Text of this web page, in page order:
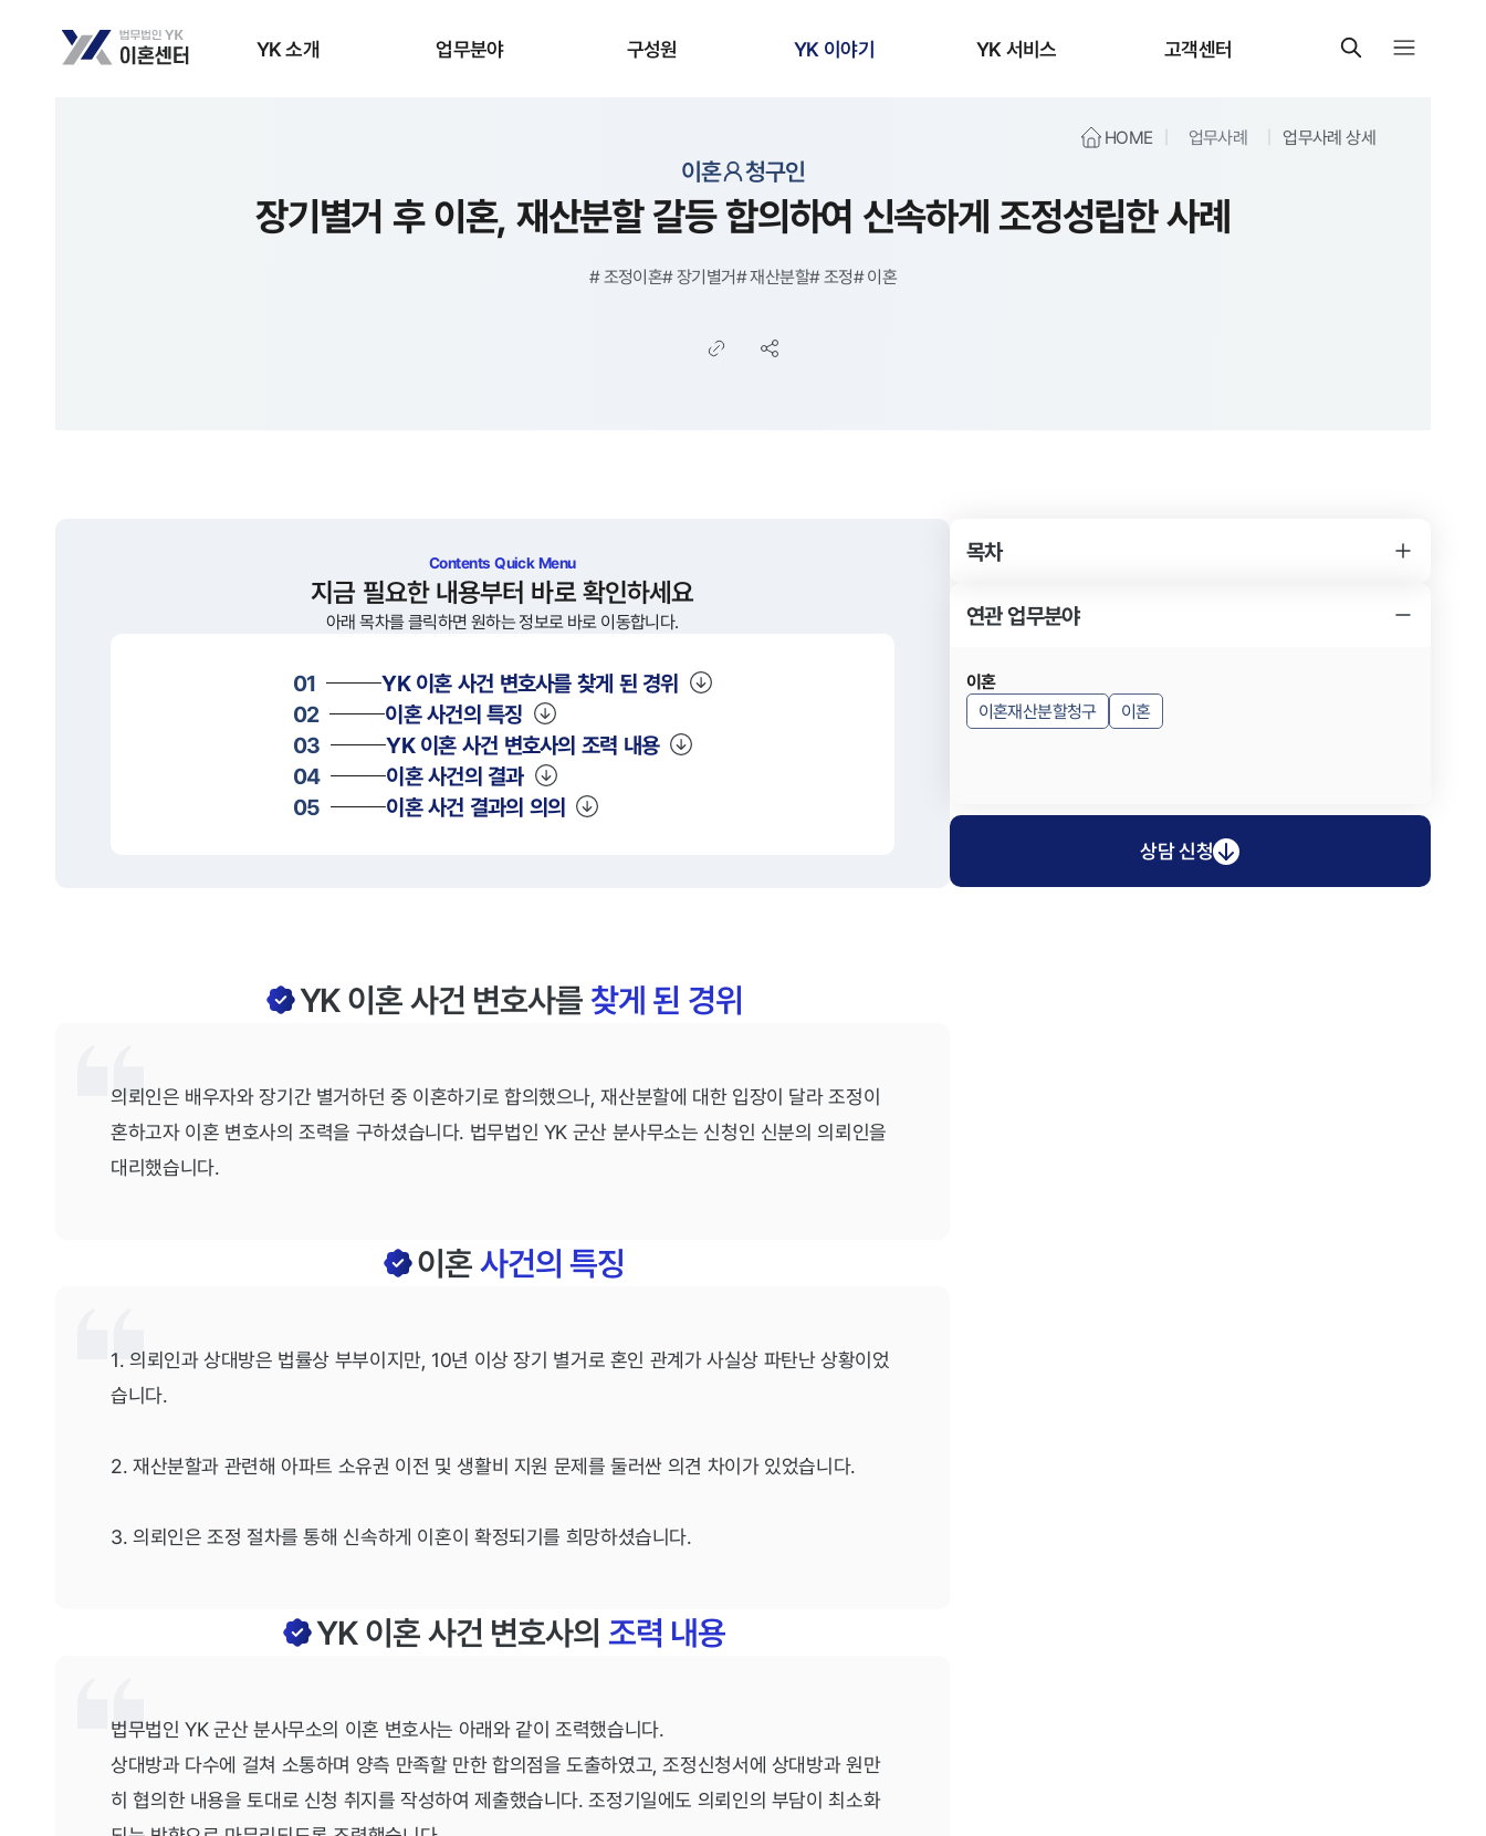
YK 소개 업무분야 구성원 YK 이야기 YK 서비스 고객센터
HOME 업무사례 업무사례 상세
이혼 청구인
장기별거 후 이혼, 재산분할 갈등 합의하여 신속하게 조정성립한 사례
#조정이혼#장기별거#재산분할#조정#이혼
Contents Quick Menu
지금 필요한 내용부터 바로 확인하세요
아래 목차를 클릭하면 원하는 정보로 바로 이동합니다.
01 YK이혼사건 변호사를 찾게 된 경위
02
이혼사건의 특징
03
YK이혼사건 변호사의 조력 내용
04
이혼사건의 결과
05
이혼사건 결과의 의의
YK 이혼 사건 변호사를찾게 된 경위
의뢰인은 배우자와 장기간 별거하던 중 이혼하기로 합의했으나, 재산분할에 대한 입장이 달라 조정이
혼하고자 이혼 변호사의 조력을 구하셨습니다. 법무법인 YK 군산 분사무소는 신청인 신분의 의뢰인을
대리했습니다.
이혼사건의 특징
1. 의뢰인과 상대방은 법률상 부부이지만, 10년 이상 장기 별거로 혼인 관계가 사실상 파탄난 상황이었
습니다.
2. 재산분할과 관련해 아파트 소유권 이전 및 생활비 지원 문제를 둘러싼 의견 차이가 있었습니다.
3. 의뢰인은 조정 절차를 통해 신속하게 이혼이 확정되기를 희망하셨습니다.
YK 이혼 사건 변호사의 조력 내용
법무법인 YK 군산 분사무소의 이혼 변호사는 아래와 같이 조력했습니다.
상대방과 다수에 걸쳐 소통하며 양측 만족할 만한 합의점을 도출하였고, 조정신청서에 상대방과 원만
히 협의한 내용을 토대로 신청 취지를 작성하여 제출했습니다. 조정기일에도 의뢰인의 부담이 최소화
목차YK 이혼 사건 변호사를 찾게 된 경위
YK 이혼 사건 변호사의 조력 내용
연관 업무분야
이혼
이혼재산분할청구
이혼
상담 신청